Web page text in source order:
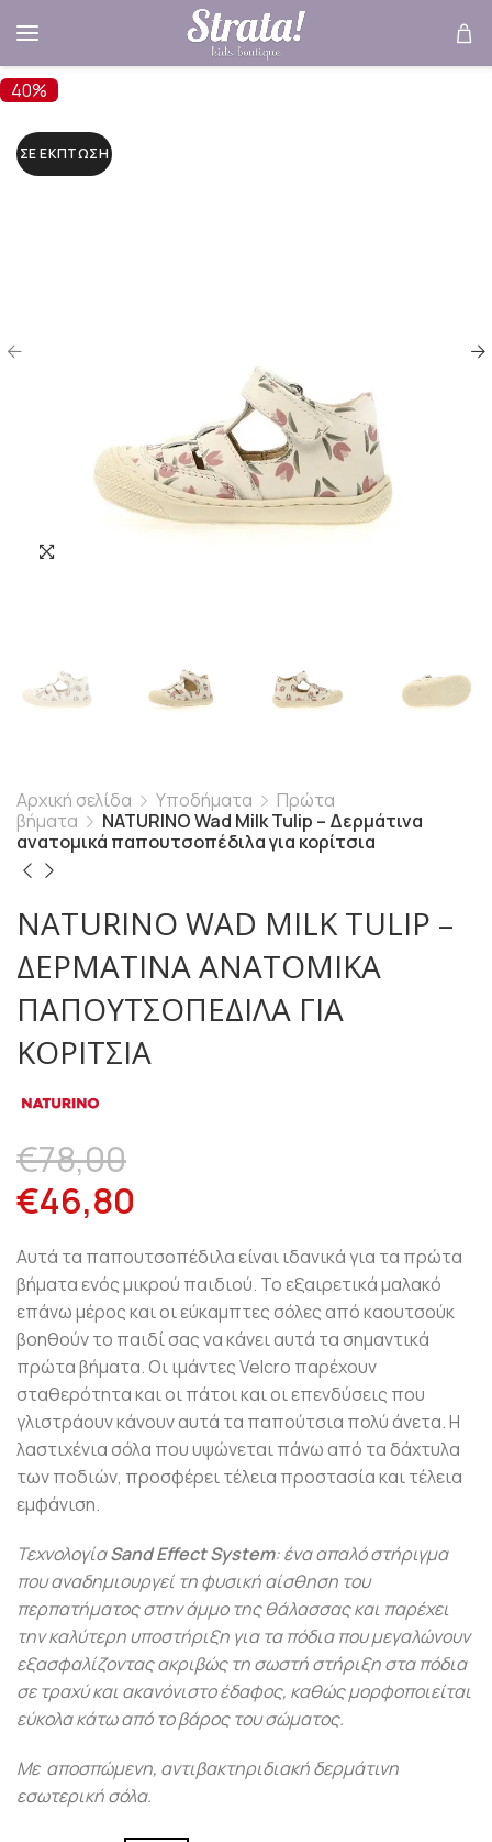
40%
ΣΕ ΈΚΠΤΩΣΗ
Αρχική σελίδα Υποδήματα
Πρώτα
βήματα
NATURINO Wad Milk Tulip – Δερμάτινα
ανατομικά παπουτσοπέδιλα για κορίτσια
NATURINO WAD MILK TULIP –
ΔΕΡΜΆΤΙΝΑ ΑΝΑΤΟΜΙΚΆ
ΠΑΠΟΥΤΣΟΠΈΔΙΛΑ ΓΙΑ
ΚΟΡΊΤΣΙΑ
€78,00
€46,80
Αυτά τα παπουτσοπέδιλα είναι ιδανικά για τα πρώτα
βήματα ενός μικρού παιδιού. Το εξαιρετικά μαλακό
επάνω μέρος και οι εύκαμπτες σόλες από καουτσούκ
βοηθούν το παιδί σας να κάνει αυτά τα σημαντικά
πρώτα βήματα. Οι ιμάντες Velcro παρέχουν
σταθερότητα και οι πάτοι και οι επενδύσεις που
γλιστράουν κάνουν αυτά τα παπούτσια πολύ άνετα. Η
λαστιχένια σόλα που υψώνεται πάνω από τα δάχτυλα
των ποδιών, προσφέρει τέλεια προστασία και τέλεια
εμφάνιση.
ΤεχνολογίαSand Effect System: ένα απαλό στήριγμα
που αναδημιουργεί τη φυσική αίσθηση του
περπατήματος στην άμμο της θάλασσας και παρέχει
την καλύτερη υποστήριξη για τα πόδια που μεγαλώνουν
εξασφαλίζοντας ακριβώς τη σωστή στήριξη στα πόδια
σε τραχύ και ακανόνιστο έδαφος, καθώς μορφοποιείται
εύκολα κάτω από το βάρος του σώματος.
Με αποσπώμενη, αντιβακτηριδιακή δερμάτινη
εσωτερική σόλα.